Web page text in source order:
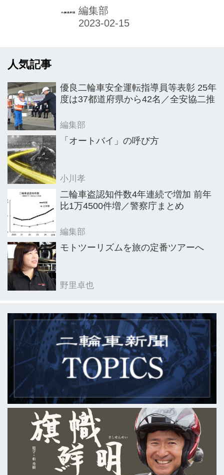
取締役に聞いた。 ▼ロイヤルエンフィ
ールド（インド） 世界最古の二輪車ブ
実績を300台弱としつつ、22年は「大
きく伸ばしたい」としていた。そして
いう。 「メテオ350とクラシック350
がいい形で売れてくれた。どちらも
ンプルで比較的高価格で...
編集部
人気記事
優良二輪車安全運転指導員等表彰 25年
度は37都道府県から42名／全安協二推
編集部
「オートバイ」の呼び方
小川孝
二輪車盗認知件数4年連続で増加 前年
比1万4500件増／警察庁まとめ
編集部
モトツーリズムを旅の定番ツアーへ
野里卓也